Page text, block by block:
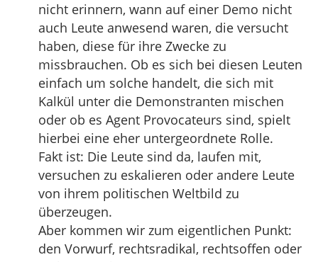
nicht erinnern, wann auf einer Demo nicht
auch Leute anwesend waren, die versucht
haben, diese für ihre Zwecke zu
missbrauchen. Ob es sich bei diesen Leuten
einfach um solche handelt, die sich mit
Kalkül unter die Demonstranten mischen
oder ob es Agent Provocateurs sind, spielt
hierbei eine eher untergeordnete Rolle.
Fakt ist: Die Leute sind da, laufen mit,
versuchen zu eskalieren oder andere Leute
von ihrem politischen Weltbild zu
überzeugen.
Aber kommen wir zum eigentlichen Punkt:
den Vorwurf, rechtsradikal, rechtsoffen oder